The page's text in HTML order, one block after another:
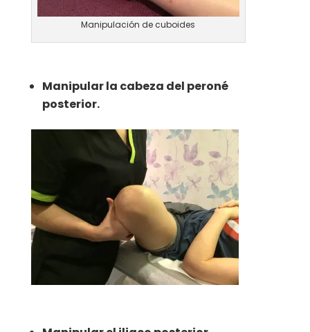
Manipulación de cuboides
Manipular la cabeza del peroné
posterior.